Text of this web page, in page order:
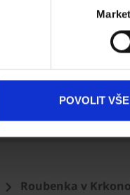
POVOLIT VŠE
Roubenka v